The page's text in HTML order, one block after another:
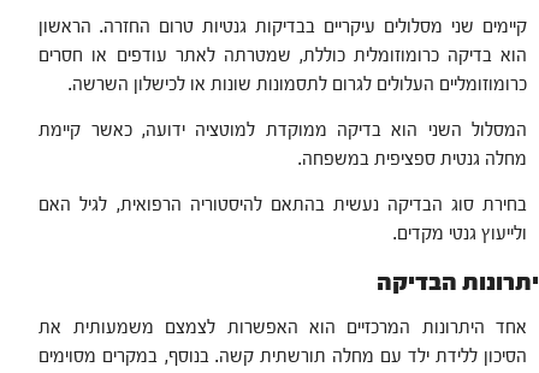
קיימים שני מסלולים עיקריים בבדיקות גנטיות טרום החזרה. הראשון
הוא בדיקה כרומוזומלית כוללת, שמטרתה לאתר עודפים או חסרים
כרומוזומליים העלולים לגרום לתסמונות שונות או לכישלון השרשה.
המסלול השני הוא בדיקה ממוקדת למוטציה ידועה, כאשר קיימת
מחלה גנטית ספציפית במשפחה.
בחירת סוג הבדיקה נעשית בהתאם להיסטוריה הרפואית, לגיל האם
ולייעוץ גנטי מקדים.
יתרונות הבדיקה
אחד היתרונות המרכזיים הוא האפשרות לצמצם משמעותית את
הסיכון ללידת ילד עם מחלה תורשתית קשה. בנוסף, במקרים מסוימים